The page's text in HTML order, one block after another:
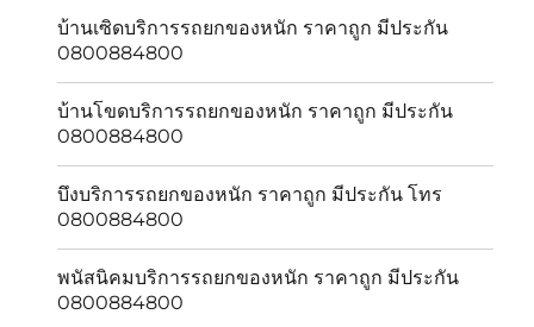
บ้านเซิดบริการรถยกของหนัก ราคาถูก มีประกัน
0800884800
บ้านโขดบริการรถยกของหนัก ราคาถูก มีประกัน
0800884800
บึงบริการรถยกของหนัก ราคาถูก มีประกัน โทร
0800884800
พนัสนิคมบริการรถยกของหนัก ราคาถูก มีประกัน
0800884800